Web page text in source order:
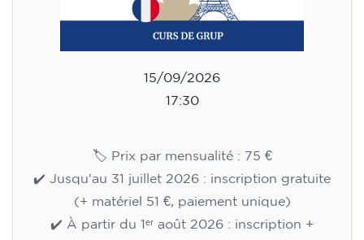
15/09/2026
17:30
🏷️ Prix par mensualité : 75 €
✔️ Jusqu'au 31 juillet 2026 : inscription gratuite
(+ matériel 51 €, paiement unique)
✔️ À partir du 1ᵉʳ août 2026 : inscription +